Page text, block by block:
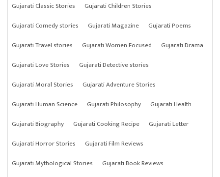
Gujarati Classic Stories
Gujarati Children Stories
Gujarati Comedy stories
Gujarati Magazine
Gujarati Poems
Gujarati Travel stories
Gujarati Women Focused
Gujarati Drama
Gujarati Love Stories
Gujarati Detective stories
Gujarati Moral Stories
Gujarati Adventure Stories
Gujarati Human Science
Gujarati Philosophy
Gujarati Health
Gujarati Biography
Gujarati Cooking Recipe
Gujarati Letter
Gujarati Horror Stories
Gujarati Film Reviews
Gujarati Mythological Stories
Gujarati Book Reviews